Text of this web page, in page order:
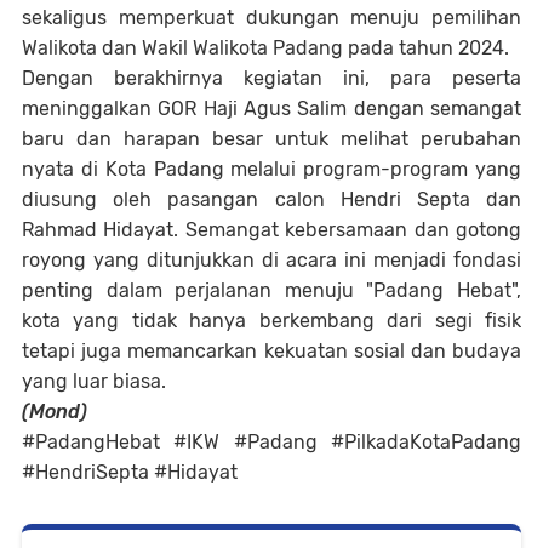
sekaligus memperkuat dukungan menuju pemilihan
Walikota dan Wakil Walikota Padang pada tahun 2024.
Dengan berakhirnya kegiatan ini, para peserta
meninggalkan GOR Haji Agus Salim dengan semangat
baru dan harapan besar untuk melihat perubahan
nyata di Kota Padang melalui program-program yang
diusung oleh pasangan calon Hendri Septa dan
Rahmad Hidayat. Semangat kebersamaan dan gotong
royong yang ditunjukkan di acara ini menjadi fondasi
penting dalam perjalanan menuju "Padang Hebat",
kota yang tidak hanya berkembang dari segi fisik
tetapi juga memancarkan kekuatan sosial dan budaya
yang luar biasa.
(Mond)
#PadangHebat #IKW #Padang #PilkadaKotaPadang
#HendriSepta #Hidayat